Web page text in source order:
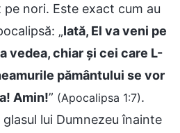
nori. Este exact cum au
„Iată, El va veni pe
vedea, chiar şi cei care L-
pământului se vor
Amin!” (Apocalipsa 1:7).
lui Dumnezeu înainte